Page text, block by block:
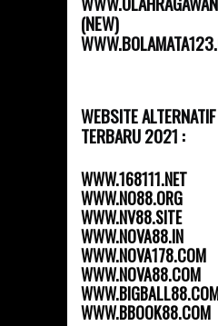
(NEW)
WEBSITE
TERBARU 2021 :
WWW.168111.NET
WWW.NO88.ORG
WWW.NV88.SITE
WWW.NOVA88.IN
WWW.NOVA178.COM
WWW.NOVA88.COM
WWW.BBOOK88.COM